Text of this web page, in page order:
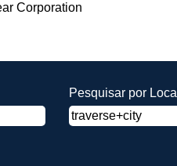
Corporation
Pesquisar por Local